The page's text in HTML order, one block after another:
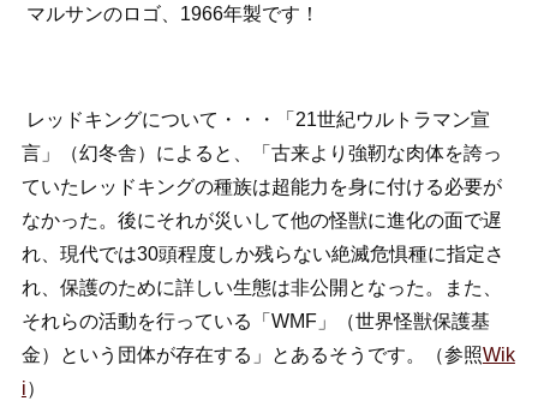
マルサンのロゴ、1966年製です！
レッドキングについて・・・「21世紀ウルトラマン宣
言」（幻冬舎）によると、「古来より強靭な肉体を誇っ
ていたレッドキングの種族は超能力を身に付ける必要が
なかった。後にそれが災いして他の怪獣に進化の面で遅
れ、現代では30頭程度しか残らない絶滅危惧種に指定さ
れ、保護のために詳しい生態は非公開となった。また、
それらの活動を行っている「WMF」（世界怪獣保護基
金）という団体が存在する」とあるそうです。（参照Wik
i）